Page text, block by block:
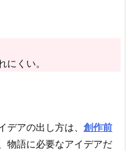
にくい。
アの出し方は、 創作前
物語に必要なアイデアだ